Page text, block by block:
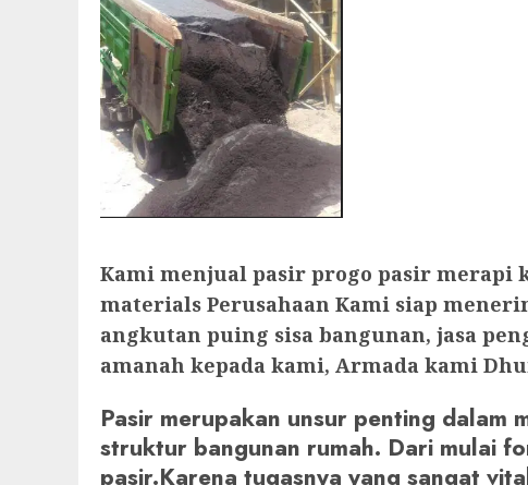
Kami menjual pasir progo pasir merapi
materials Perusahaan Kami siap
angkutan puing sisa bangunan, jasa
amanah kepada kami, Armada kami
Pasir merupakan unsur penting dalam
struktur bangunan rumah. Dari mulai
pasir.Karena tugasnya yang sangat